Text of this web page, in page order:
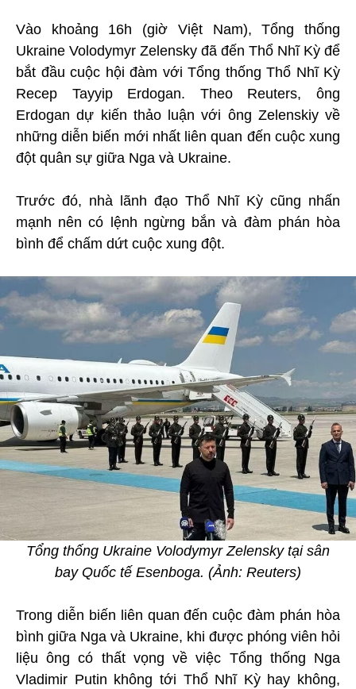
Vào khoảng 16h (giờ Việt Nam), Tổng thống
Ukraine Volodymyr Zelensky đã đến Thổ Nhĩ Kỳ để
bắt đầu cuộc hội đàm với Tổng thống Thổ Nhĩ Kỳ
Recep Tayyip Erdogan. Theo Reuters, ông
Erdogan dự kiến thảo luận với ông Zelenskiy về
những diễn biến mới nhất liên quan đến cuộc xung
đột quân sự giữa Nga và Ukraine.
Trước đó, nhà lãnh đạo Thổ Nhĩ Kỳ cũng nhấn
mạnh nên có lệnh ngừng bắn và đàm phán hòa
bình để chấm dứt cuộc xung đột.
Tổng thống Ukraine Volodymyr Zelensky tại sân
bay Quốc tế Esenboga. (Ảnh: Reuters)
Trong diễn biến liên quan đến cuộc đàm phán hòa
bình giữa Nga và Ukraine, khi được phóng viên hỏi
liệu ông có thất vọng về việc Tổng thống Nga
Vladimir Putin không tới Thổ Nhĩ Kỳ hay không,